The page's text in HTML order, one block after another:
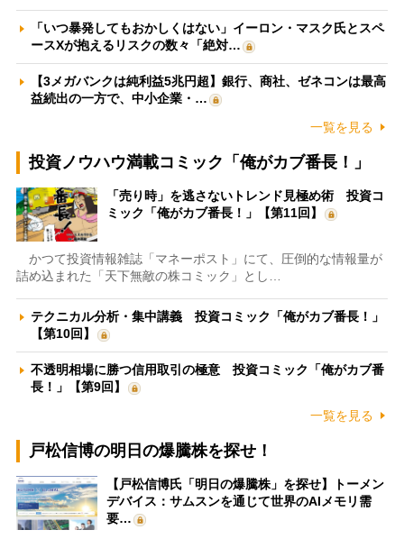
「いつ暴発してもおかしくはない」イーロン・マスク氏とスペ
ースXが抱えるリスクの数々「絶対…
【3メガバンクは純利益5兆円超】銀行、商社、ゼネコンは最高
益続出の一方で、中小企業・…
一覧を見る
投資ノウハウ満載コミック「俺がカブ番長！」
「売り時」を逃さないトレンド見極め術 投資コ
ミック「俺がカブ番長！」【第11回】
かつて投資情報雑誌「マネーポスト」にて、圧倒的な情報量が
詰め込まれた「天下無敵の株コミック」とし…
テクニカル分析・集中講義 投資コミック「俺がカブ番長！」
【第10回】
不透明相場に勝つ信用取引の極意 投資コミック「俺がカブ番
長！」【第9回】
一覧を見る
戸松信博の明日の爆騰株を探せ！
【戸松信博氏「明日の爆騰株」を探せ】トーメン
デバイス：サムスンを通じて世界のAIメモリ需
要…